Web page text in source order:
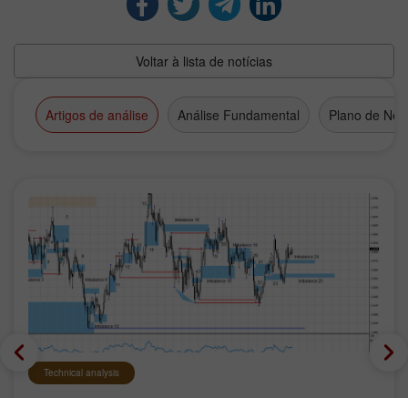
Voltar à lista de notícias
Artigos de análise Análise Fundamental Plano de
Technical analysis